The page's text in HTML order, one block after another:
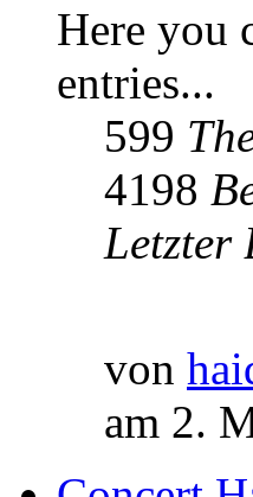
Here you
entries...
599
4198
Letzter
von
am 2.